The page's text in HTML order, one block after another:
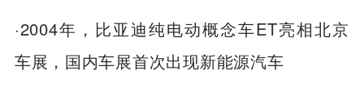
·2004年，比亚迪纯电动概念车ET亮相北京
车展，国内车展首次出现新能源汽车